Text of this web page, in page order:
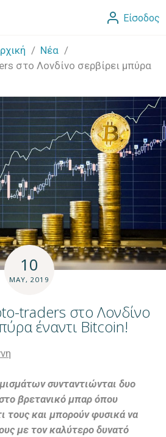
Είσοδος
Νέα
στο Λονδίνο σερβίρει μπύρα
10
MAY, 2019
traders στο Λονδίνο
έναντι Bitcoin!
συνταντιώνται δυο
βρετανικό μπαρ όπου
τους και μπορούν φυσικά να
με τον καλύτερο δυνατό